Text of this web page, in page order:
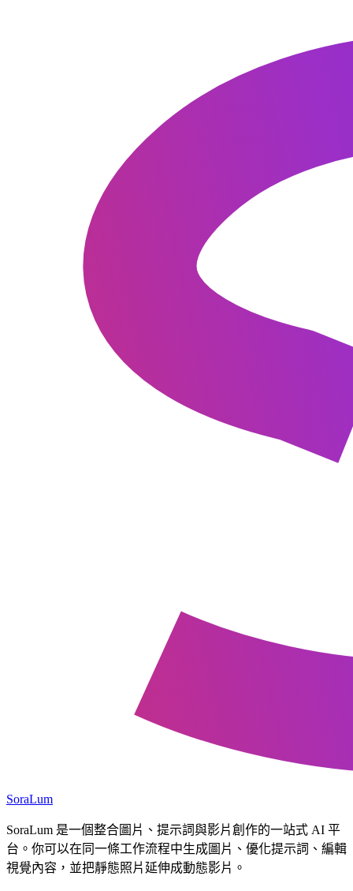
SoraLum
SoraLum 是一個整合圖片、提示詞與影片創作的一站式 AI 平
台。你可以在同一條工作流程中生成圖片、優化提示詞、編輯
視覺內容，並把靜態照片延伸成動態影片。